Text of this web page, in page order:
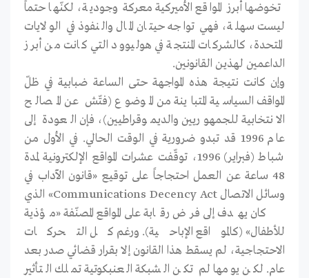
تخوضها أبرز المواقع الأميركية معركة وجودية، لكنّها حتماً
ليست سهلة، فهي تواجه حيتان المال والنفوذ في الولايات
المتحدة، كالشركات المنتجة في هوليوود التي كانت من أبرز
الداعمين لهذين القانونين.
وإن كانت نتيجة هذه المواجهة حتى الساعة ضبابية في ظلّ
المواقف السياسية المتباينة من الموضوع (فتّش عن المصالح
الانتخابية للجمهوريين والديموقراطيين)، فإن العودة إلى
عام 1996 قد تبدو ضرورية في الوقت الحالي. في الأول من
شباط (فبراير) 1996، توقّفت عشرات المواقع الإلكترونية لمدة
48 ساعة عن العمل احتجاجاً على توقيع «قانون الآداب في
وسائل الاتصال Communications Decency Act» الذي
كان يهدف إلى فرض رقابة على المواقع المصنّفة «مؤذية
للأطفال» (كالمواقع الإباحية). ورغم كل التحركات
الاحتجاجية، لم يسقط هذا القانون إلا بقرار قضائي صدر بعد
عام. لكن يومها لم تكن الشبكة العنبكوتية تملك التأثير